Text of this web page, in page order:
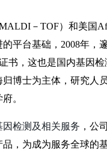
－TOF）和美国
平台基础，2008年
书，这也是国内基因
士为主体，研究人
。
检测及相关服务 ，公
，为成为服务全球的